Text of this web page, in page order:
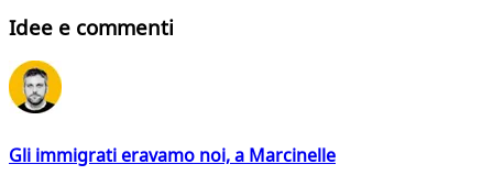
Idee e commenti
Gli immigrati eravamo noi, a Marcinelle